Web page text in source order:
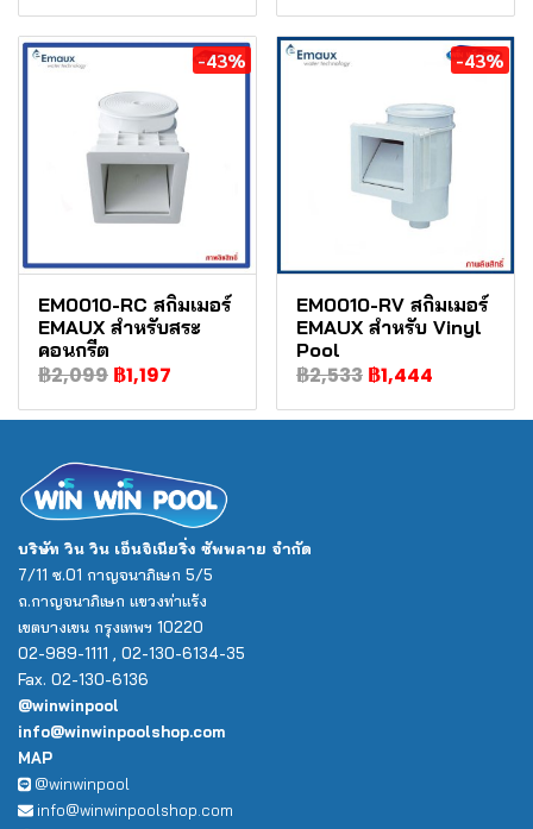
-43%
EM0010-RC สกิมเมอร์
EMAUX สำหรับสระ
คอนกรีต
฿2,099 ฿1,197
-43%
EM0010-RV สกิมเมอร์
EMAUX สำหรับ Vinyl
Pool
฿2,533 ฿1,444
บริษัท วิน วิน เอ็นจิเนียริ่ง ซัพพลาย จำกัด
7/11 ซ.01 กาญจนาภิเษก 5/5
ถ.กาญจนาภิเษก แขวงท่าแร้ง
เขตบางเขน กรุงเทพฯ 10220
02-989-1111 , 02-130-6134-35
Fax. 02-130-6136
@winwinpool
info@winwinpoolshop.com
MAP
@winwinpool
info@winwinpoolshop.com